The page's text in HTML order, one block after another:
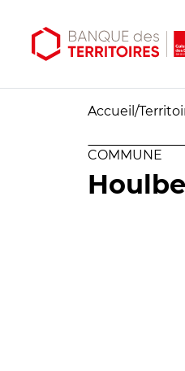
Accueil /
COMMUNE